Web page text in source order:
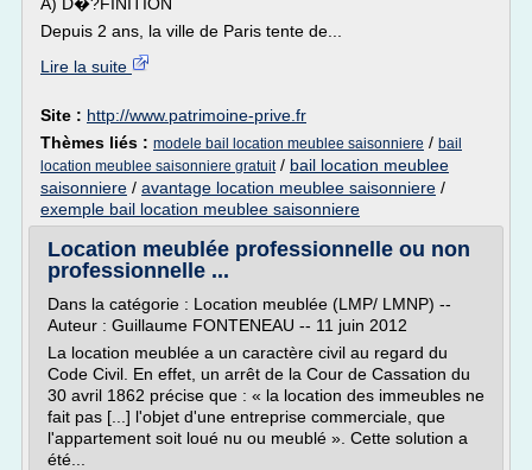
Depuis 2 ans, la ville de Paris tente de...
Lire la suite
Site : http://www.patrimoine-prive.fr
Thèmes liés : modele bail location meublee saisonniere / bail
location meublee saisonniere gratuit/ bail location meublee
saisonniere / avantage location meublee saisonniere /
exemple bail location meublee saisonniere
Location meublée professionnelle ou non
professionnelle ...
Dans la catégorie : Location meublée (LMP/ LMNP) --
Auteur : Guillaume FONTENEAU -- 11 juin 2012
La location meublée a un caractère civil au regard du
Code Civil. En effet, un arrêt de la Cour de Cassation du
30 avril 1862 précise que : « la location des immeubles ne
fait pas [...] l'objet d'une entreprise commerciale, que
l'appartement soit loué nu ou meublé ». Cette solution a
été...